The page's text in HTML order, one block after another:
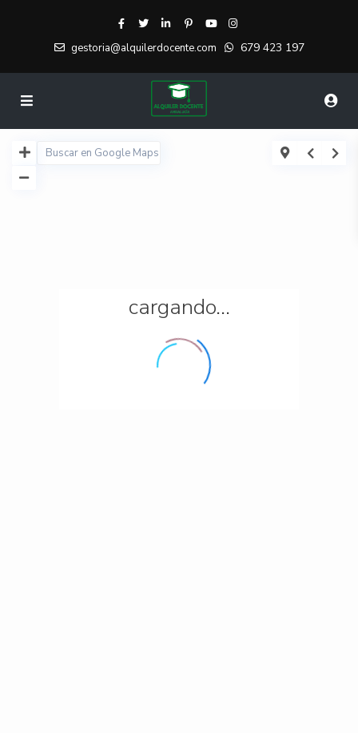
gestoria@alquilerdocente.com 679 423 197
cargando...